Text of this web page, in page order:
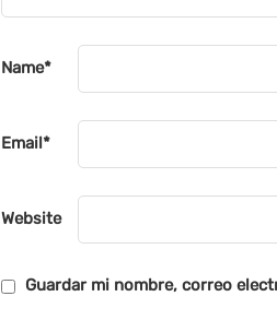
Name*
Email*
Website
Guardar mi nombre, correo